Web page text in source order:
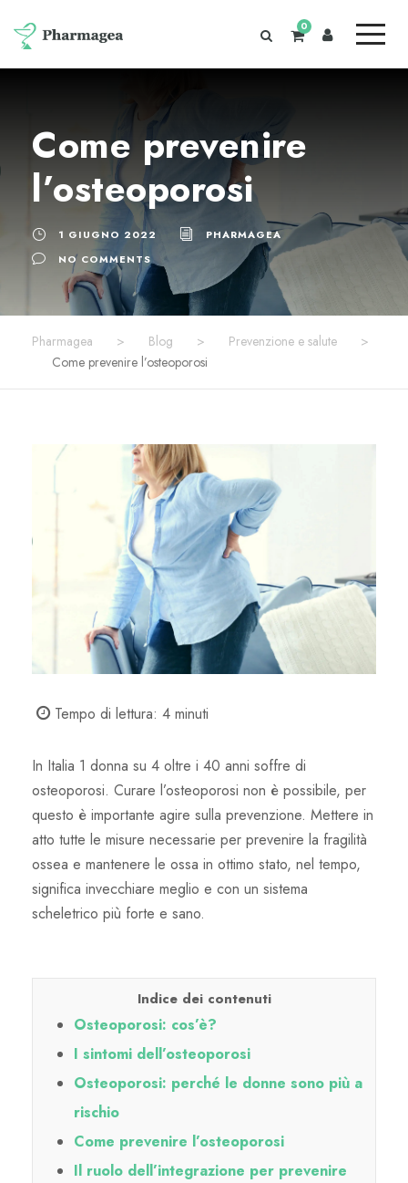
0
Come prevenire
l’osteoporosi
1 GIUGNO 2022
PHARMAGEA
NO COMMENTS
Pharmagea > Blog > Prevenzione e salute
>
Come prevenire l’osteoporosi
Tempo di lettura: 4 minuti
In Italia 1 donna su 4 oltre i 40 anni soffre di
osteoporosi. Curare l’osteoporosi non è possibile, per
questo è importante agire sulla prevenzione. Mettere in
atto tutte le misure necessarie per prevenire la fragilità
ossea e mantenere le ossa in ottimo stato, nel tempo,
significa invecchiare meglio e con un sistema
scheletrico più forte e sano.
Indice dei contenuti
Osteoporosi: cos’è?
I sintomi dell’osteoporosi
Osteoporosi: perché le donne sono più a
rischio
Come prevenire l’osteoporosi
Il ruolo dell’integrazione per prevenire